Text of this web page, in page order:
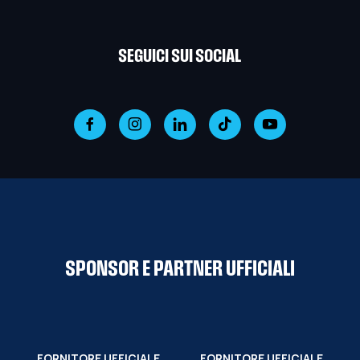
SEGUICI SUI SOCIAL
SPONSOR E PARTNER UFFICIALI